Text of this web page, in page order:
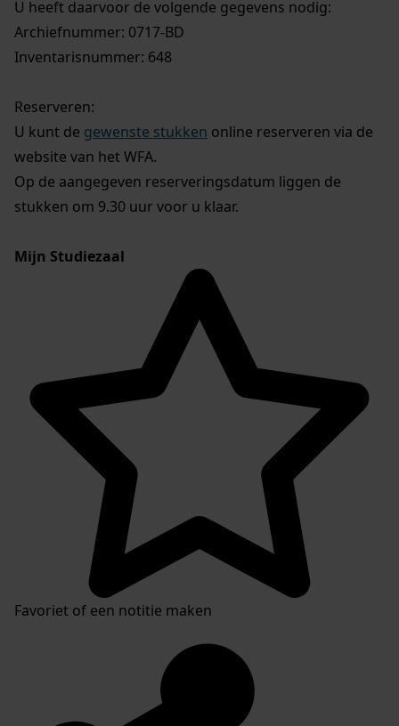
U heeft daarvoor de volgende gegevens nodig:
Archiefnummer: 0717-BD
Inventarisnummer: 648
Reserveren:
U kunt de gewenste stukken online reserveren via de
website van het WFA.
Op de aangegeven reserveringsdatum liggen de
stukken om 9.30 uur voor u klaar.
Mijn Studiezaal
Favoriet of een notitie maken